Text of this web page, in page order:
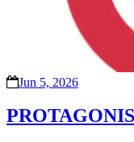
Jun 5, 2026